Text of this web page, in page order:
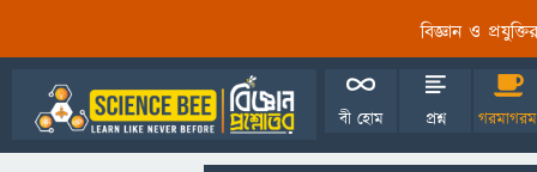
বিজ্ঞান ও
বী হোম প্রশ্ন